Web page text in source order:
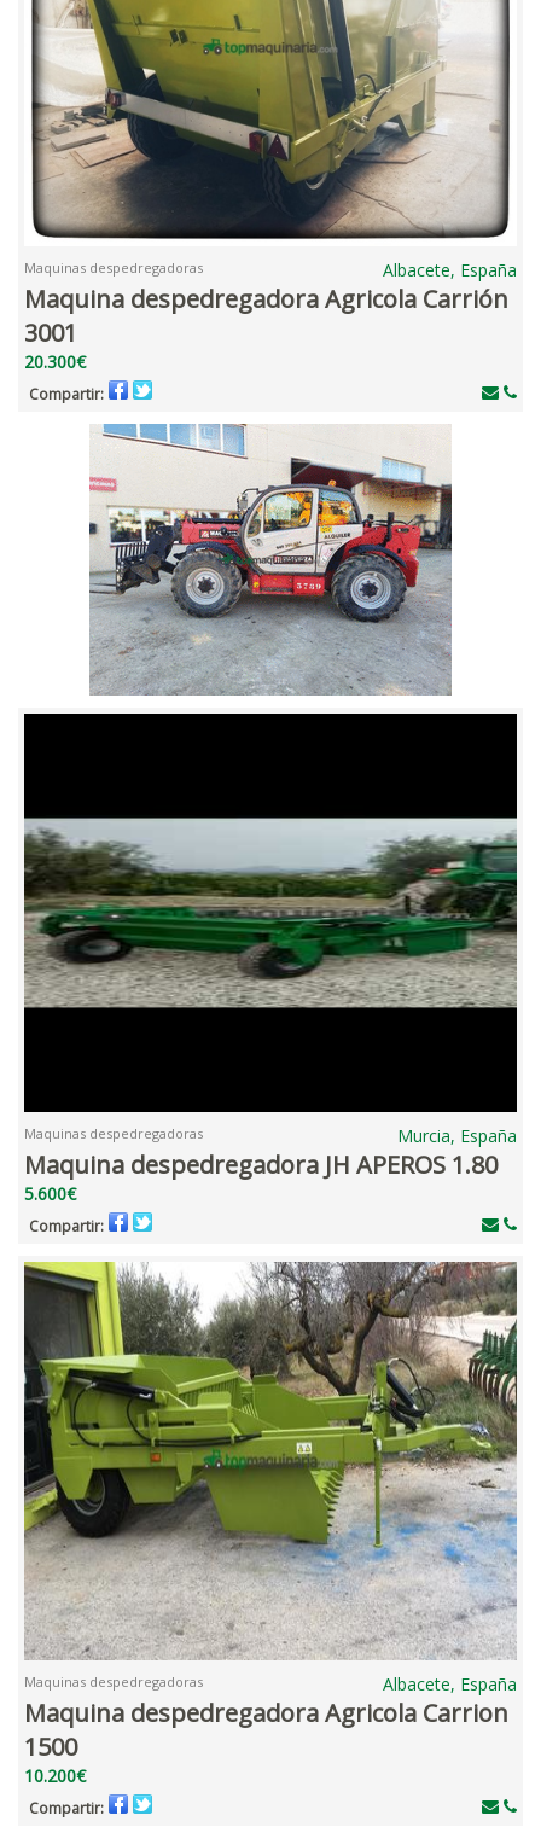
Maquinas despedregadoras Albacete, España
Maquina despedregadora Agricola Carrión
3001
20.300€
Compartir:
Maquinas despedregadoras Murcia, España
Maquina despedregadora JH APEROS 1.80
5.600€
Compartir:
Maquinas despedregadoras Albacete, España
Maquina despedregadora Agricola Carrion
1500
10.200€
Compartir: